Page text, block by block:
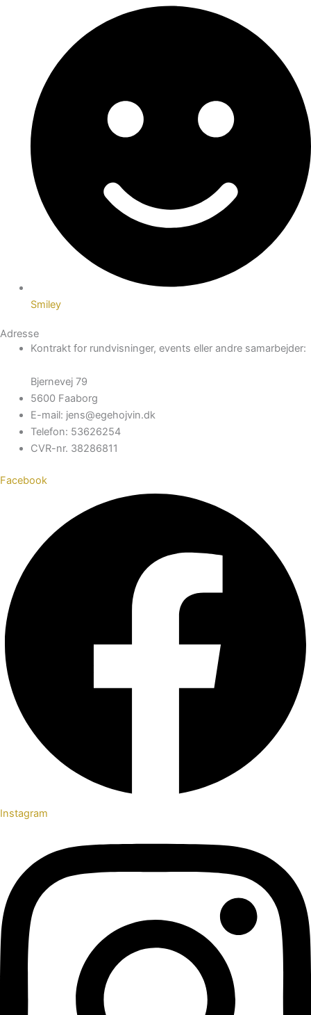
Smiley
Adresse
Kontrakt for rundvisninger, events eller andre samarbejder:
Bjernevej 79
5600 Faaborg
E-mail: jens@egehojvin.dk
Telefon: 53626254
CVR-nr. 38286811
Facebook
Instagram